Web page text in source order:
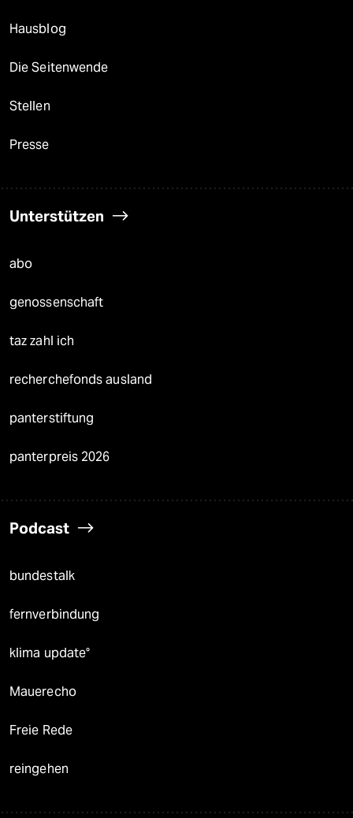
Hausblog
Die Seitenwende
Stellen
Presse
Unterstützen
abo
genossenschaft
taz zahl ich
recherchefonds ausland
panterstiftung
panterpreis 2026
Podcast
bundestalk
fernverbindung
klima update°
Mauerecho
Freie Rede
reingehen